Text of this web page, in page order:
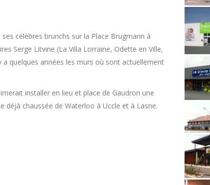
célèbres brunchs sur la Place Brugmann à
Serge Litvine (La Villa Lorraine, Odette en Ville,
a quelques années les murs où sont actuellement
installer en lieu et place de Gaudron une
déjà chaussée de Waterloo à Uccle et à Lasne.